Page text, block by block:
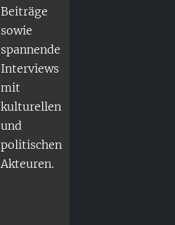
Beiträge
sowie
spannende
Interviews
mit
kulturellen
und
politischen
Akteuren.